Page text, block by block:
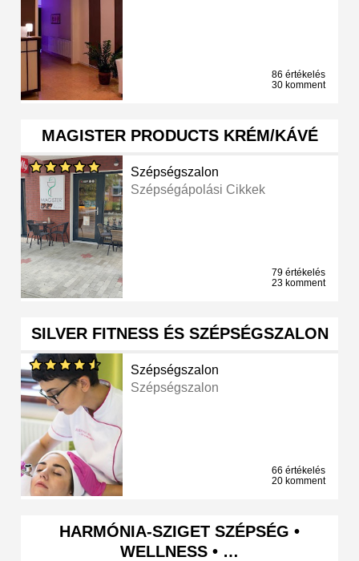
86 értékelés
30 komment
MAGISTER PRODUCTS KRÉM/KÁVÉ
Szépségszalon
Szépségápolási Cikkek
79 értékelés
23 komment
SILVER FITNESS ÉS SZÉPSÉGSZALON
Szépségszalon
Szépségszalon
66 értékelés
20 komment
HARMÓNIA-SZIGET SZÉPSÉG •
WELLNESS • …